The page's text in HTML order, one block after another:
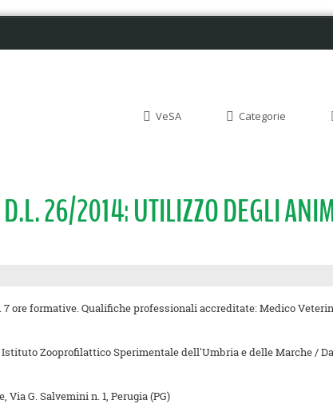
VeSA Categorie
D.L. 26/2014: UTILIZZO DEGLI
ore formative. Qualifiche professionali accreditate: Medico
Zooprofilattico Sperimentale dell'Umbria e delle Marche /
G. Salvemini n. 1, Perugia (PG)